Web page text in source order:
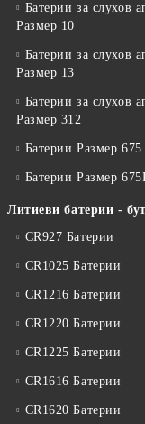
Батерии за слухов
Размер 10
Батерии за слухов
Размер 13
Батерии за слухов
Размер 312
Батерии Размер 675
Батерии Размер
Литиеви батерии -
CR927 Батерии
CR1025 Батерии
CR1216 Батерии
CR1220 Батерии
CR1225 Батерии
CR1616 Батерии
CR1620 Батерии